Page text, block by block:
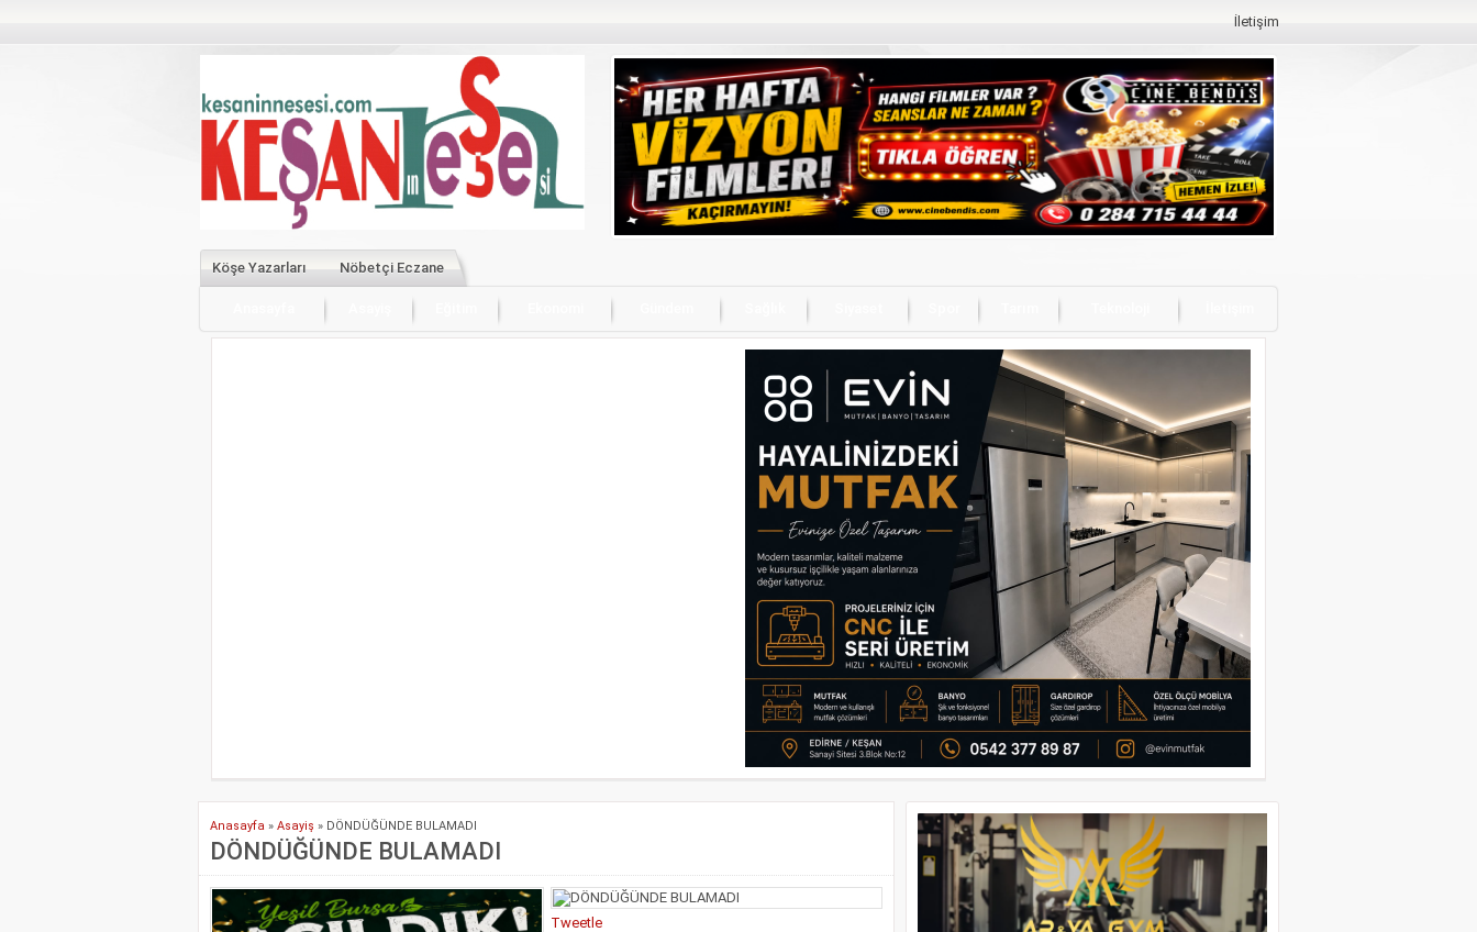
İletişim
Köşe Yazarları Nöbetçi Eczane
Anasayfa » Asayiş » DÖNDÜĞÜNDE BULAMADI
DÖNDÜĞÜNDE BULAMADI
Tweetle